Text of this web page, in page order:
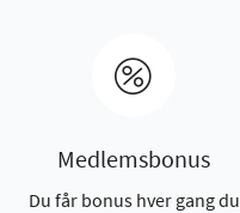
Medlemsbonus
Du får bonus hver gang du